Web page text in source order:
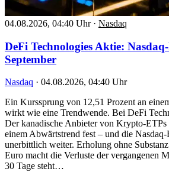
04.08.2026, 04:40 Uhr · Nasdaq
DeFi Technologies Aktie:
September
Nasdaq · 04.08.2026, 04:40 Uhr
Ein Kurssprung von 12,51 Prozent an
wirkt wie eine Trendwende. Bei DeFi
Der kanadische Anbieter von Krypto-
einem Abwärtstrend fest – und die
unerbittlich weiter. Erholung ohne
Euro macht die Verluste der vergangenen
30 Tage steht…